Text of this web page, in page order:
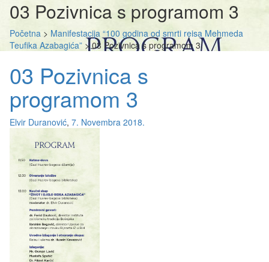
03 Pozivnica s programom 3
Početna > Manifestacija “100 godina od smrti reisa Mehmeda
Teufika Azabagića” >03 Pozivnica s programom 3
03 Pozivnica s
programom 3
Elvir Duranović, 7. Novembra 2018.